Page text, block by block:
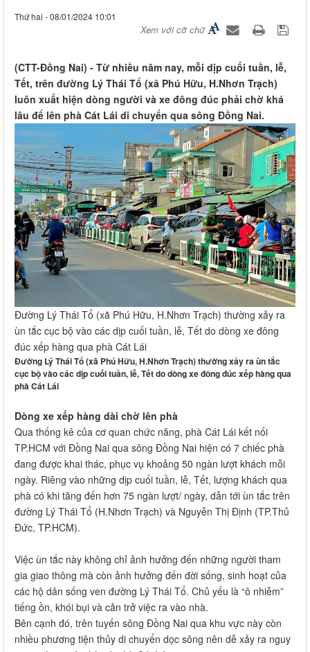
Thứ hai - 08/01/2024 10:01
Xem với cỡ chữ
(CTT-Đồng Nai) - Từ nhiều năm nay, mỗi dịp cuối tuần, lễ,
Tết, trên đường Lý Thái Tổ (xã Phú Hữu, H.Nhơn Trạch)
luôn xuất hiện dòng người và xe đông đúc phải chờ khá
lâu để lên phà Cát Lái di chuyển qua sông Đồng Nai.
Đường Lý Thái Tổ (xã Phú Hữu, H.Nhơn Trạch) thường xảy ra
ùn tắc cục bộ vào các dịp cuối tuần, lễ, Tết do dòng xe đông
đúc xếp hàng qua phà Cát Lái
Đường Lý Thái Tổ (xã Phú Hữu, H.Nhơn Trạch) thường xảy ra ùn tắc
cục bộ vào các dịp cuối tuần, lễ, Tết do dòng xe đông đúc xếp hàng qua
phà Cát Lái
Dòng xe xếp hàng dài chờ lên phà
Qua thống kê của cơ quan chức năng, phà Cát Lái kết nối
TP.HCM với Đồng Nai qua sông Đồng Nai hiện có 7 chiếc phà
đang được khai thác, phục vụ khoảng 50 ngàn lượt khách mỗi
ngày. Riêng vào những dịp cuối tuần, lễ, Tết, lượng khách qua
phà có khi tăng đến hơn 75 ngàn lượt/ ngày, dẫn tới ùn tắc trên
đường Lý Thái Tổ (H.Nhơn Trạch) và Nguyễn Thị Định (TP.Thủ
Đức, TP.HCM).
Việc ùn tắc này không chỉ ảnh hưởng đến những người tham
gia giao thông mà còn ảnh hưởng đến đời sống, sinh hoạt của
các hộ dân sống ven đường Lý Thái Tổ. Chủ yếu là “ô nhiễm”
tiếng ồn, khói bụi và cản trở việc ra vào nhà.
Bên cạnh đó, trên tuyến sông Đồng Nai qua khu vực này còn
nhiều phương tiện thủy di chuyển dọc sông nên dễ xảy ra nguy